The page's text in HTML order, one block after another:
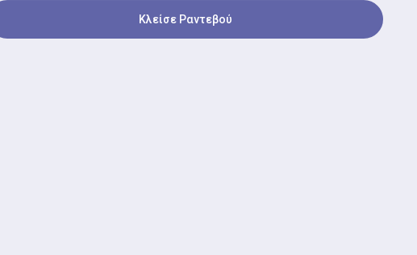
Κλείσε Ραντεβού